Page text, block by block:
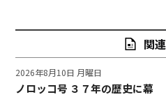
関
ノロッコ号 ３７年の歴史に幕
2026年8月10日 月曜日